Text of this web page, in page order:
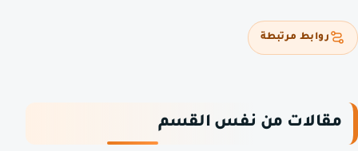
روابط مرتبطة
مقالات من نفس القسم